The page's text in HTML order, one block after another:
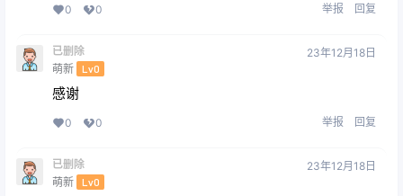
0 0 举报 回复
已删除
萌新 Lv0
23年12月18日
感谢
0 0 举报 回复
已删除
萌新 Lv0
23年12月18日